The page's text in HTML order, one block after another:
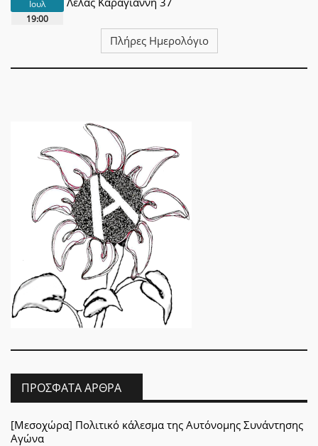
Ιουλ
19:00
Πλήρες Ημερολόγιο
ΠΡΌΣΦΑΤΑ ΆΡΘΡΑ
[Μεσοχώρα] Πολιτικό κάλεσμα της Αυτόνομης Συνάντησης
Αγώνα